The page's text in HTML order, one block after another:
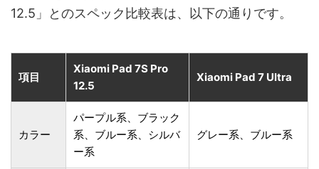
12.5」とのスペック比較表は、以下の通りです。
項目
Xiaomi Pad 7S Pro
12.5
Xiaomi Pad 7 Ultra
カラー
パープル系、ブラック
系、ブルー系、シルバ
ー系
グレー系、ブルー系